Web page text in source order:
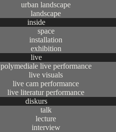
urban landscape
landscape
inside
space
installation
exhibition
live
polymediale live performance
live visuals
live cam performance
live literatur performance
diskurs
talk
lecture
interview